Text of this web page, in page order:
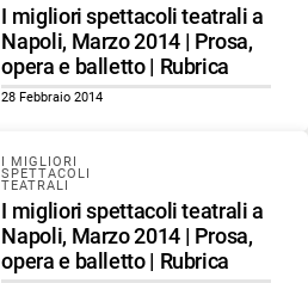
I migliori spettacoli teatrali a
Napoli, Marzo 2014 | Prosa,
opera e balletto | Rubrica
28 Febbraio 2014
I MIGLIORI
SPETTACOLI
TEATRALI
I migliori spettacoli teatrali a
Napoli, Marzo 2014 | Prosa,
opera e balletto | Rubrica